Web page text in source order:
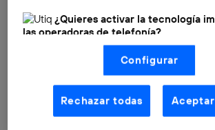
¿Quieres activar la tecnología
las operadoras de telefonía?
Nosotros, Telefónica S.A., utilizamos la
realizar nuestras acciones de marketing
(como se describe en este aviso de
basadas en tu navegación en nuestra(s)
aquí(solo cuando utilizas una
internet habilitada , proporcionada por
operadoras de telefonía participantes, y
Configurar
Rechazar todas